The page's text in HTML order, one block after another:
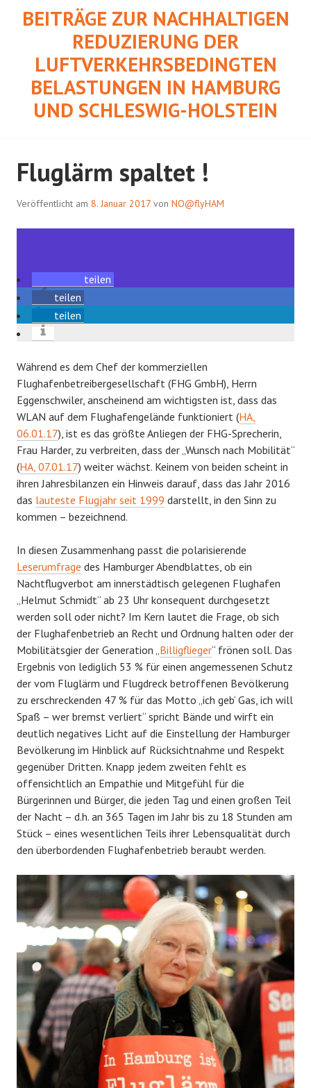
BEITRÄGE ZUR NACHHALTIGEN
REDUZIERUNG DER
LUFTVERKEHRSBEDINGTEN
BELASTUNGEN IN HAMBURG
UND SCHLESWIG-HOLSTEIN
Fluglärm spaltet !
Veröffentlicht am 8. Januar 2017 von NO@flyHAM
teilen
teilen
teilen
Während es dem Chef der kommerziellen
Flughafenbetreibergesellschaft (FHG GmbH), Herrn
Eggenschwiler, anscheinend am wichtigsten ist, dass das
WLAN auf dem Flughafengelände funktioniert (HA,
06.01.17), ist es das größte Anliegen der FHG-Sprecherin,
Frau Harder, zu verbreiten, dass der „Wunsch nach Mobilität“
(HA, 07.01.17) weiter wächst. Keinem von beiden scheint in
ihren Jahresbilanzen ein Hinweis darauf, dass das Jahr 2016
das lauteste Flugjahr seit 1999 darstellt, in den Sinn zu
kommen – bezeichnend.
In diesen Zusammenhang passt die polarisierende
Leserumfrage des Hamburger Abendblattes, ob ein
Nachtflugverbot am innerstädtisch gelegenen Flughafen
„Helmut Schmidt“ ab 23 Uhr konsequent durchgesetzt
werden soll oder nicht? Im Kern lautet die Frage, ob sich
der Flughafenbetrieb an Recht und Ordnung halten oder der
Mobilitätsgier der Generation „Billigflieger“ frönen soll. Das
Ergebnis von lediglich 53 % für einen angemessenen Schutz
der vom Fluglärm und Flugdreck betroffenen Bevölkerung
zu erschreckenden 47 % für das Motto „ich geb‘ Gas, ich will
Spaß – wer bremst verliert“ spricht Bände und wirft ein
deutlich negatives Licht auf die Einstellung der Hamburger
Bevölkerung im Hinblick auf Rücksichtnahme und Respekt
gegenüber Dritten. Knapp jedem zweiten fehlt es
offensichtlich an Empathie und Mitgefühl für die
Bürgerinnen und Bürger, die jeden Tag und einen großen Teil
der Nacht – d.h. an 365 Tagen im Jahr bis zu 18 Stunden am
Stück – eines wesentlichen Teils ihrer Lebensqualität durch
den überbordenden Flughafenbetrieb beraubt werden.